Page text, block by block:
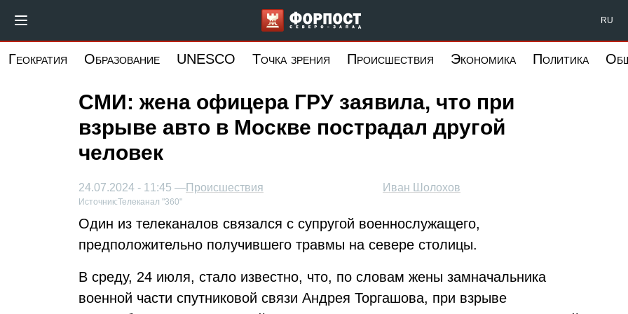
основному
Форпост Северо-Запад RU
Геократия Образование UNESCO Точка зрения Происшествия Экономика Политика
СМИ: жена офицера ГРУ заявила, что при
взрыве авто в Москве пострадал другой
человек
Иван Шолохов
24.07.2024 - 11:45 —Происшествия
Источник:Телеканал "360"
Один из телеканалов связался с супругой военнослужащего,
предположительно получившего травмы на севере столицы.
В среду, 24 июля, стало известно, что, по словам жены замначальника
военной части спутниковой связи Андрея Торгашова, при взрыве